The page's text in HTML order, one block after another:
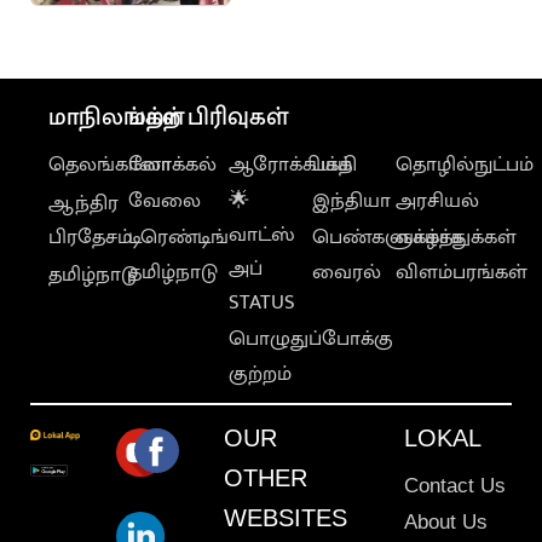
மாநிலங்கள்
தெலங்கானா
ஆந்திர
பிரதேசம்
தமிழ்நாடு
மற்ற பிரிவுகள்
லோக்கல்
வேலை
டிரெண்டிங்
தமிழ்நாடு
ஆரோக்கியம்
🌟
வாட்ஸ்
அப்
STATUS
பொழுதுப்போக்கு
குற்றம்
பக்தி
இந்தியா
பெண்களுக்காக
வைரல்
தொழில்நுட்பம்
அரசியல்
வாழ்த்துக்கள்
விளம்பரங்கள்
OUR
OTHER
WEBSITES
LOKAL
Contact Us
About Us